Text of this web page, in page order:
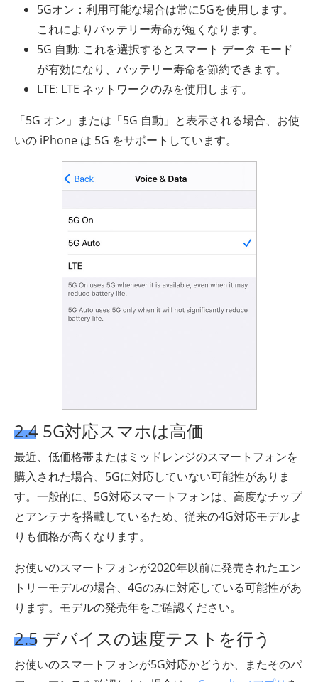
5Gオン：利用可能な場合は常に5Gを使用します。
これによりバッテリー寿命が短くなります。
5G 自動: これを選択するとスマート データ モード
が有効になり、バッテリー寿命を節約できます。
LTE: LTE ネットワークのみを使用します。
「5G オン」または「5G 自動」と表示される場合、お使
いの iPhone は 5G をサポートしています。
2.4 5G対応スマホは高価
最近、低価格帯またはミッドレンジのスマートフォンを
購入された場合、5Gに対応していない可能性がありま
す。一般的に、5G対応スマートフォンは、高度なチップ
とアンテナを搭載しているため、従来の4G対応モデルよ
りも価格が高くなります。
お使いのスマートフォンが2020年以前に発売されたエン
トリーモデルの場合、4Gのみに対応している可能性があ
ります。モデルの発売年をご確認ください。
2.5 デバイスの速度テストを行う
お使いのスマートフォンが5G対応かどうか、またそのパ